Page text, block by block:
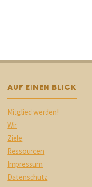
AUF EINEN BLICK
Mitglied werden!
Wir
Ziele
Ressourcen
Impressum
Datenschutz